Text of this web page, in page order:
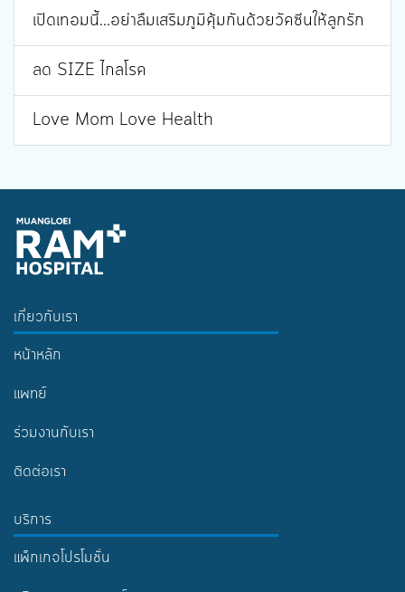
เปิดเทอมนี้...อย่าลืมเสริมภูมิคุ้มกันด้วยวัคซีนให้ลูกรัก
ลด SIZE ไกลโรค
Love Mom Love Health
เกี่ยวกับเรา
หน้าหลัก
แพทย์
ร่วมงานกับเรา
ติดต่อเรา
บริการ
แพ็กเกจโปรโมชั่น